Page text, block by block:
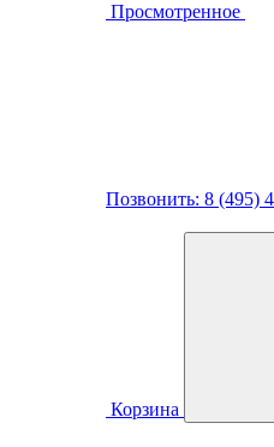
Просмотренное
Позвонить: 8 (495)
Корзина